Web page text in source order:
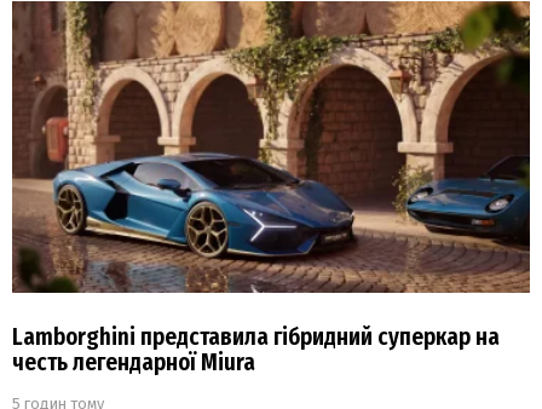
Lamborghini представила гібридний суперкар на
честь легендарної Miura
5 годин тому